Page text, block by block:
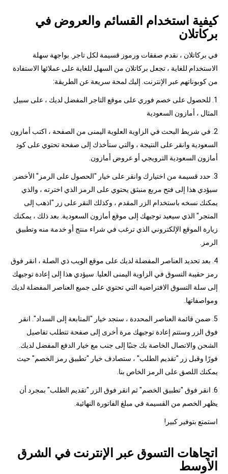
كيفية استخدام القسائم والعروض في
بركاتلان
في بركاتلان ، نقدم صفقات ورموز قسيمة لكل تاجر. بواجهة سهلة
الاستخدام للغاية ، تجعل بركاتلان من السهل للغاية على عملائها الاستفادة
من كوبوناتهم عبر الإنترنت. إليك لمحة سريعة عن الطريقة:
1. للحصول على خصم فوري على موقع التاجر المفضل لديك ، على سبيل
المثال ، أمازون السعودية
2. في شريط البحث في الزاوية العلوية اليمنى من الصفحة ، اكتب أمازون
السعودية وانقر على النتيجة ، والتي ستأخذك إلى صفحة تحتوي على كود
أمازون السعودية الترويجي أو عروض أمازون.
3. حدد قسيمة من اختيارك وانقر على خيار "الحصول على الرمز" الأخضر.
سيؤدي هذا إلى فتح مربع منبثق يحتوي على الرمز الذي اخترته ، والذي
يمكنك نسخه باستخدام الزر المقدم ، وكذلك النقر على زر "اذهب إلى
المتجر" الذي سيعيد توجيهك إلى موقع أمازون السعودية. بعد ذلك ، يمكنك
زيارة الموقع الإلكتروني الذي ترغب في شراء منتج أو خدمة منه وتطبيق
الرمز.
4. بعد تحديد العناصر المفضلة لديك على موقع الويب ذي الصلة ، انقر فوق
رمز حقيبة التسوق في الزاوية اليمنى العليا. سيؤدي هذا إلى إعادة توجيهك
إلى سلة التسوق الافتراضية التي تحتوي على جميع العناصر المفضلة لديك
ومواصفاتها.
5. ضمن قائمة العناصر المحددة ، ستجد خيار "المتابعة إلى السداد". انقر
فوق الزر وستتم إعادة توجيهك مرة أخرى إلى صفحة تتطلب تفاصيل
الشحن والاتصال الخاصة بك جنبًا إلى جنب مع خيار الدفع المفضل لديك.
فورًا وقبل زر "تقديم الطلب" ، ستصادف خيار "تطبيق رمز الخصم" حيث
يمكنك اللصق على الرمز الخاص بنا.
6. انقر فوق "تطبيق الخصم" ثم انقر فوق الزر "تقديم الطلب" بمجرد أن
يظهر الخصم من القسيمة في مبلغ الفاتورة النهائية.
استمتع بتوفير كبير!
اتجاهات التسوق عبر الإنترنت في الشرق
الأوسط